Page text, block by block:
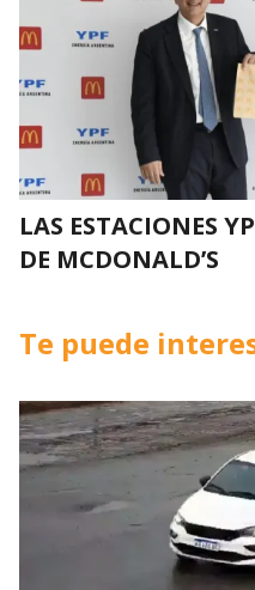
LAS ESTACIONES
DE MCDONALD’S
Te puede